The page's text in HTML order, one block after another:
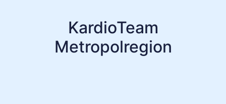
KardioTeam
Metropolregion